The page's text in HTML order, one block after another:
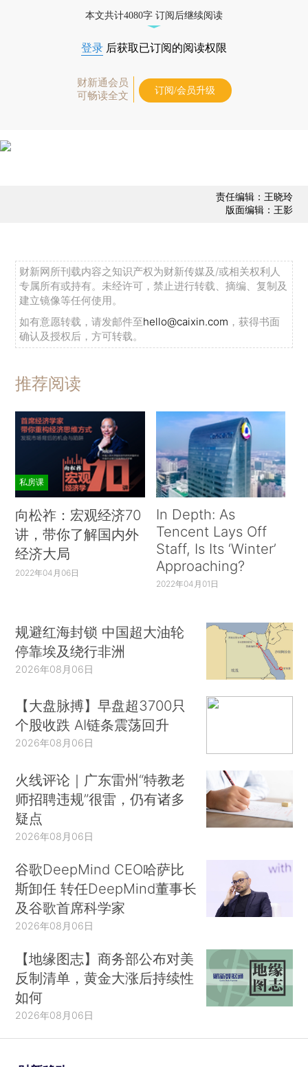
本文共计4080字 订阅后继续阅读
登录 后获取已订阅的阅读权限
财新通会员
可畅读全文
订阅/会员升级
责任编辑：王晓玲
版面编辑：王影
财新网所刊载内容之知识产权为财新传媒及/或相关权利人
专属所有或持有。未经许可，禁止进行转载、摘编、复制及
建立镜像等任何使用。
如有意愿转载，请发邮件至hello@caixin.com ，获得书面
确认及授权后，方可转载。
推荐阅读
私房课
向松祚：宏观经济70
讲，带你了解国内外
经济大局
2022年04月06日
In Depth: As
Tencent Lays Off
Staff, Is Its ‘Winter’
Approaching?
2022年04月01日
规避红海封锁 中国超大油轮
停靠埃及绕行非洲
2026年08月06日
【大盘脉搏】早盘超3700只
个股收跌 AI链条震荡回升
2026年08月06日
火线评论｜广东雷州“特教老
师招聘违规”很雷，仍有诸多
疑点
2026年08月06日
谷歌DeepMind CEO哈萨比
斯卸任 转任DeepMind董事长
及谷歌首席科学家
2026年08月06日
【地缘图志】商务部公布对美
反制清单，黄金大涨后持续性
如何
2026年08月06日